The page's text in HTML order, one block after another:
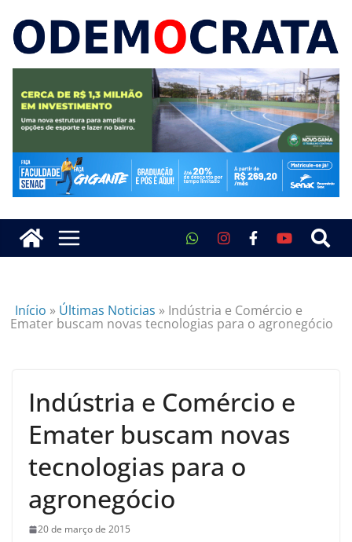
Início » Últimas Noticias » Indústria e Comércio e
Emater buscam novas tecnologias para o agronegócio
Indústria e Comércio e
Emater buscam novas
tecnologias para o
agronegócio
20 de março de 2015